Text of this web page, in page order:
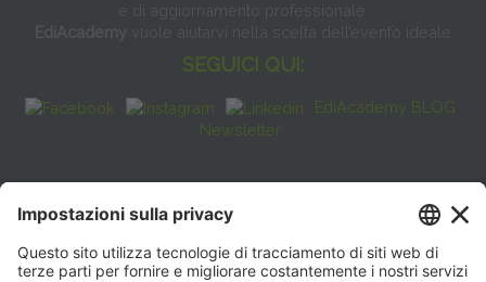
e di aggiornamento professionale.
EdiAcademy vuole aiutarvi nella scelta dell’evento ideale
SEGUICI QUI:
EdiAcademy BLOG
Newsletter
FAQ
CONTATTI